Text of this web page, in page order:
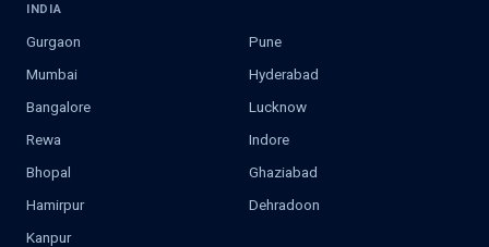
INDIA
Gurgaon
Pune
Mumbai
Hyderabad
Bangalore
Lucknow
Rewa
Indore
Bhopal
Ghaziabad
Hamirpur
Dehradoon
Kanpur